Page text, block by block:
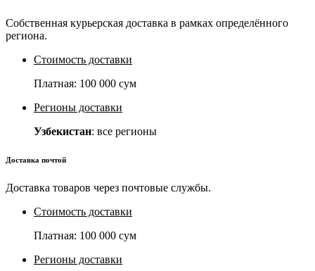
Собственная курьерская доставка в рамках определённого
региона.
Стоимость доставки
Платная: 100 000 сум
Регионы доставки
Узбекистан: все регионы
Доставка почтой
Доставка товаров через почтовые службы.
Стоимость доставки
Платная: 100 000 сум
Регионы доставки